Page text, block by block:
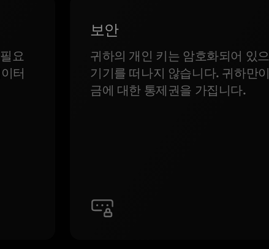
요
터
보안
귀하의 개인 키는 암호화되어 있
기기를 떠나지 않습니다. 귀하만
금에 대한 통제권을 가집니다.